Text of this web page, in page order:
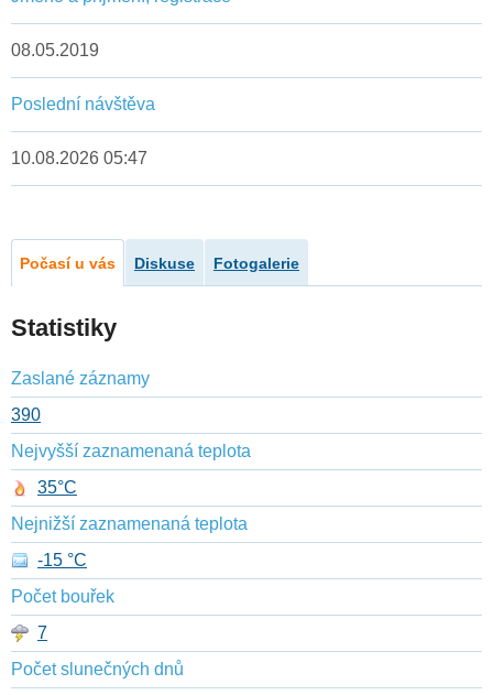
08.05.2019
Poslední návštěva
10.08.2026 05:47
Počasí u vás Diskuse Fotogalerie
Statistiky
Zaslané záznamy
390
Nejvyšší zaznamenaná teplota
35°C
Nejnižší zaznamenaná teplota
-15 °C
Počet bouřek
7
Počet slunečných dnů